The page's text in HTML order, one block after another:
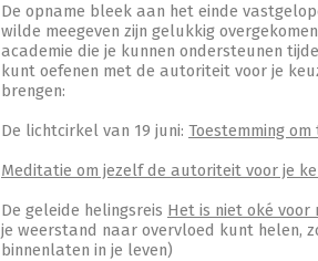
De opname bleek aan het einde
wilde meegeven zijn gelukkig
academie die je kunnen ondersteunen
kunt oefenen met de autoriteit voor je
brengen:
De lichtcirkel van 19 juni: Toestemming
Meditatie om jezelf de autoriteit voor je
De geleide helingsreis Het is niet oké voor
je weerstand naar overvloed kunt helen,
binnenlaten in je leven)